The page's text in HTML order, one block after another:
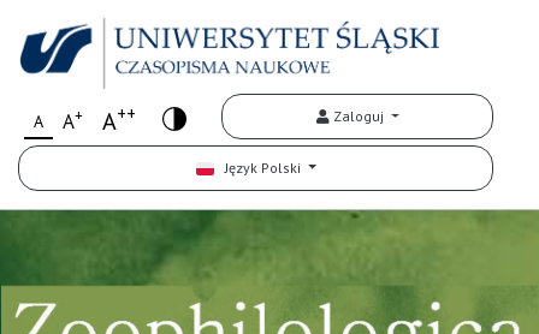
A A+ A++ Zaloguj
Język Polski